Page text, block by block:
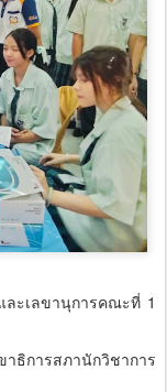
ะเลขานุการคณะที่ 1
ธิการสภานักวิชาการ